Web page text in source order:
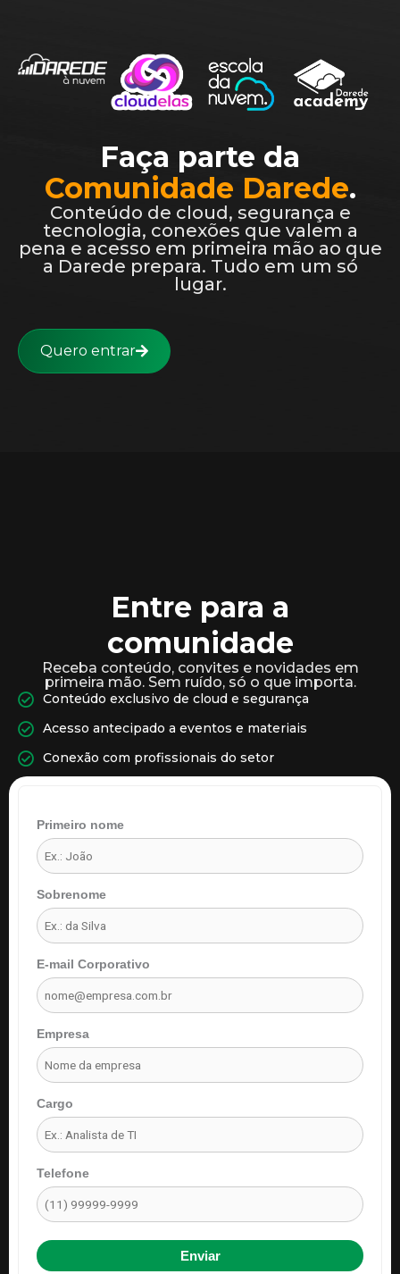
Faça parte da
Comunidade Darede.
Conteúdo de cloud, segurança e
tecnologia, conexões que valem a
pena e acesso em primeira mão ao que
a Darede prepara. Tudo em um só
lugar.
Quero entrar
Entre para a
comunidade
Receba conteúdo, convites e novidades em
primeira mão. Sem ruído, só o que importa.
Conteúdo exclusivo de cloud e segurança
Acesso antecipado a eventos e materiais
Conexão com profissionais do setor
Primeiro nome
Sobrenome
E-mail Corporativo
Empresa
Cargo
Telefone